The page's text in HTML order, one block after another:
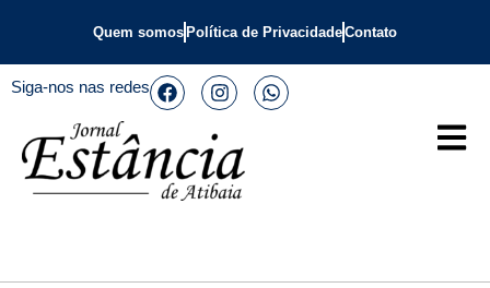
Quem somos Política de PrivacidadeContato
Siga-nos nas redes